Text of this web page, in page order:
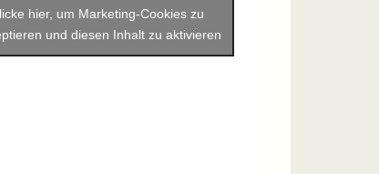
hier, um Marketing-Cookies zu
und diesen Inhalt zu aktivieren